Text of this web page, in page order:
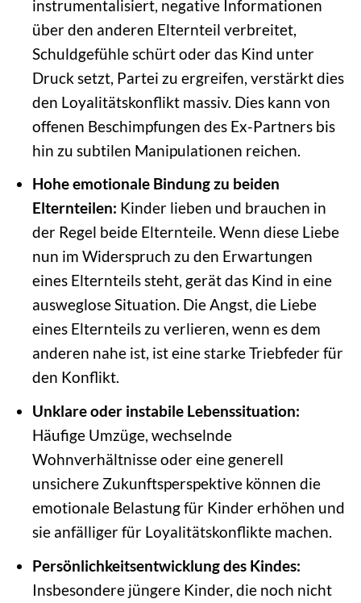
instrumentalisiert, negative Informationen
über den anderen Elternteil verbreitet,
Schuldgefühle schürt oder das Kind unter
Druck setzt, Partei zu ergreifen, verstärkt dies
den Loyalitätskonflikt massiv. Dies kann von
offenen Beschimpfungen des Ex-Partners bis
hin zu subtilen Manipulationen reichen.
Hohe emotionale Bindung zu beiden
Elternteilen: Kinder lieben und brauchen in
der Regel beide Elternteile. Wenn diese Liebe
nun im Widerspruch zu den Erwartungen
eines Elternteils steht, gerät das Kind in eine
ausweglose Situation. Die Angst, die Liebe
eines Elternteils zu verlieren, wenn es dem
anderen nahe ist, ist eine starke Triebfeder für
den Konflikt.
Unklare oder instabile Lebenssituation:
Häufige Umzüge, wechselnde
Wohnverhältnisse oder eine generell
unsichere Zukunftsperspektive können die
emotionale Belastung für Kinder erhöhen und
sie anfälliger für Loyalitätskonflikte machen.
Persönlichkeitsentwicklung des Kindes:
Insbesondere jüngere Kinder, die noch nicht